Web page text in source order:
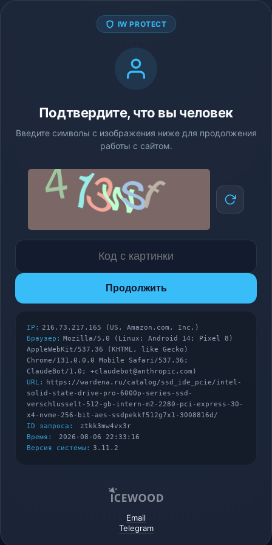
IW PROTECT
Подтвердите, что вы человек
Введите символы с изображения ниже для продолжения
работы с сайтом.
Продолжить
IP: 216.73.217.165 (US, Amazon.com, Inc.)
Браузер: Mozilla/5.0 (Linux; Android 14; Pixel 8)
AppleWebKit/537.36 (KHTML, like Gecko)
Chrome/131.0.0.0 Mobile Safari/537.36;
ClaudeBot/1.0; +claudebot@anthropic.com)
URL:
https://wardena.ru/catalog/ssd_ide_pcie/intel-
solid-state-drive-pro-6000p-series-ssd-
verschlusselt-512-gb-intern-m2-2280-pci-express-30-
x4-nvme-256-bit-aes-ssdpekkf512g7x1-3008816d/
ID запроса:
ztkk3mw4vx3r
Время:
2026-08-06 22:33:16
Версия системы: 3.11.2
Email
Telegram